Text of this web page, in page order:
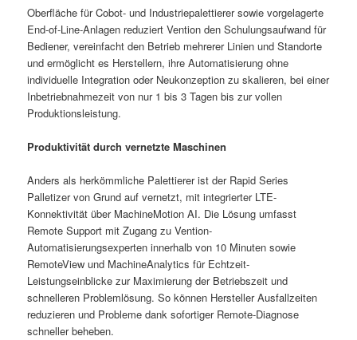
Oberfläche für Cobot- und Industriepalettierer sowie vorgelagerte
End-of-Line-Anlagen reduziert Vention den Schulungsaufwand für
Bediener, vereinfacht den Betrieb mehrerer Linien und Standorte
und ermöglicht es Herstellern, ihre Automatisierung ohne
individuelle Integration oder Neukonzeption zu skalieren, bei einer
Inbetriebnahmezeit von nur 1 bis 3 Tagen bis zur vollen
Produktionsleistung.
Produktivität durch vernetzte Maschinen
Anders als herkömmliche Palettierer ist der Rapid Series
Palletizer von Grund auf vernetzt, mit integrierter LTE-
Konnektivität über MachineMotion AI. Die Lösung umfasst
Remote Support mit Zugang zu Vention-
Automatisierungsexperten innerhalb von 10 Minuten sowie
RemoteView und MachineAnalytics für Echtzeit-
Leistungseinblicke zur Maximierung der Betriebszeit und
schnelleren Problemlösung. So können Hersteller Ausfallzeiten
reduzieren und Probleme dank sofortiger Remote-Diagnose
schneller beheben.